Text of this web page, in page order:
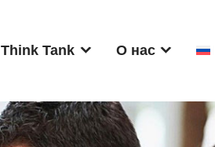
Think Tank О нас